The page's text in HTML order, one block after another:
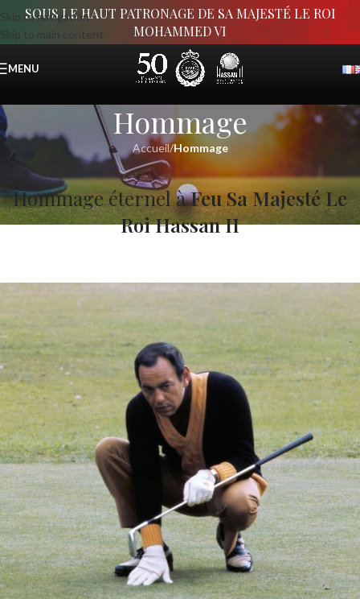
Skip to navigation
Skip to main content
SOUS LE HAUT PATRONAGE DE SA MAJESTÉ LE ROI
MOHAMMED VI
MENU
Hommage
Accueil/Hommage
Hommage éternel àFeu Sa Majesté Le
Roi Hassan II